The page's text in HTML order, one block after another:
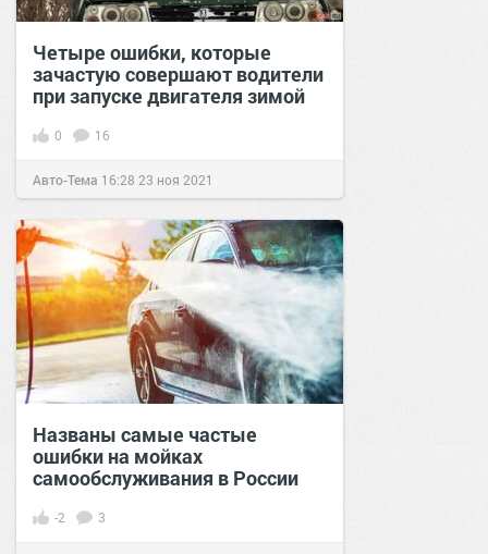
Четыре ошибки, которые
зачастую совершают водители
при запуске двигателя зимой
0 16
Авто-Тема 16:28 23 ноя 2021
Названы самые частые
ошибки на мойках
самообслуживания в России
-2 3